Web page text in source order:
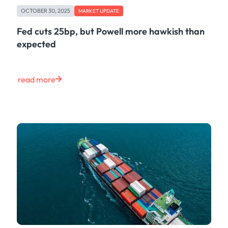
OCTOBER 30, 2025 MARKET UPDATE
Fed cuts 25bp, but Powell more hawkish than
expected
read more